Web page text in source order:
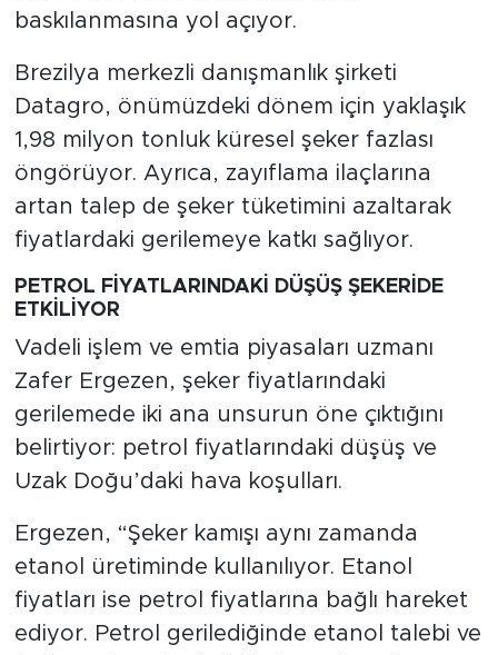
baskılanmasına yol açıyor.
Brezilya merkezli danışmanlık şirketi
Datagro, önümüzdeki dönem için yaklaşık
1,98 milyon tonluk küresel şeker fazlası
öngörüyor. Ayrıca, zayıflama ilaçlarına
artan talep de şeker tüketimini azaltarak
fiyatlardaki gerilemeye katkı sağlıyor.
PETROL FİYATLARINDAKİ DÜŞÜŞ ŞEKERİDE
ETKİLİYOR
Vadeli işlem ve emtia piyasaları uzmanı
Zafer Ergezen, şeker fiyatlarındaki
gerilemede iki ana unsurun öne çıktığını
belirtiyor: petrol fiyatlarındaki düşüş ve
Uzak Doğu’daki hava koşulları.
Ergezen, “Şeker kamışı aynı zamanda
etanol üretiminde kullanılıyor. Etanol
fiyatları ise petrol fiyatlarına bağlı hareket
ediyor. Petrol gerilediğinde etanol talebi ve